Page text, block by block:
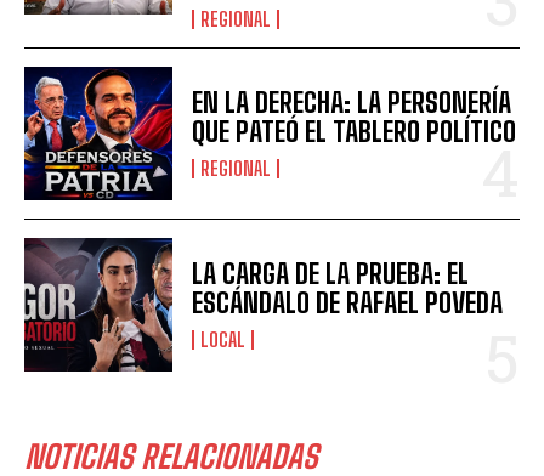
REGIONAL
EN LA DERECHA: LA PERSONERÍA
QUE PATEÓ EL TABLERO POLÍTICO
REGIONAL
LA CARGA DE LA PRUEBA: EL
ESCÁNDALO DE RAFAEL POVEDA
LOCAL
NOTICIAS RELACIONADAS